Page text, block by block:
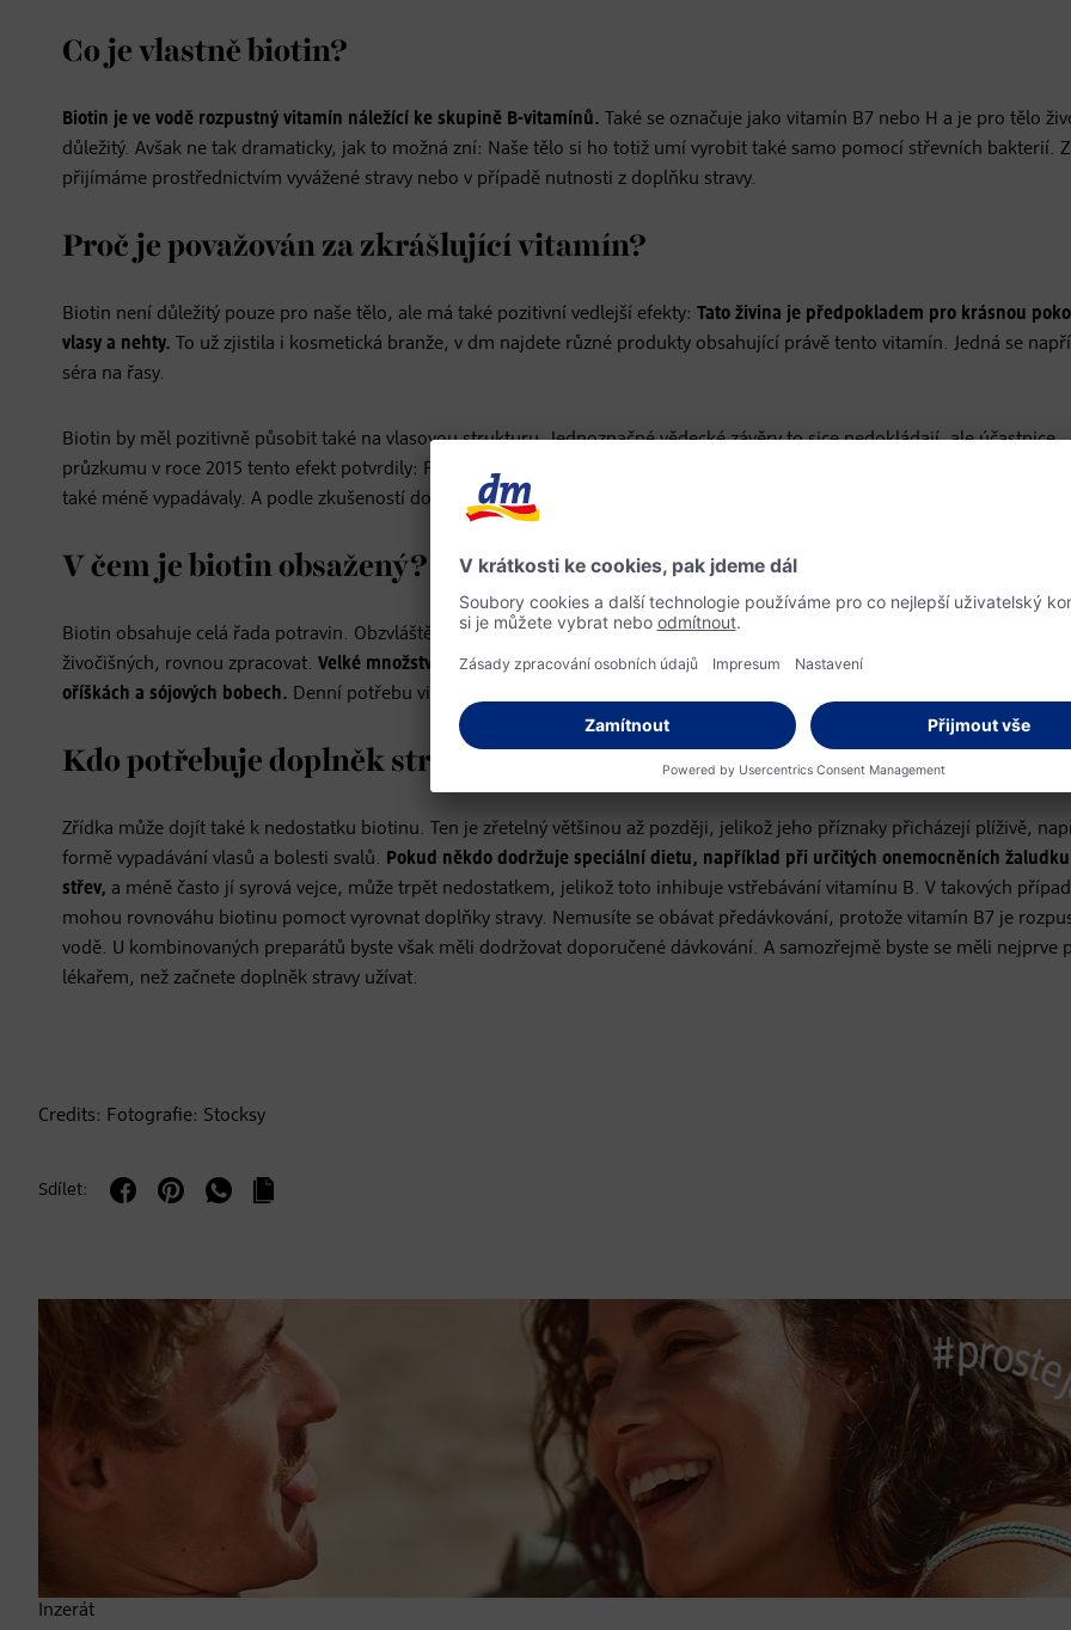
Co je vlastně biotin?
Biotin je ve vodě rozpustný vitamín náležící ke skupině B-vitamínů. Také se označuje jako vitamín B7 nebo H a je pro tělo
důležitý. Avšak ne tak dramaticky, jak to možná zní: Naše tělo si ho totiž umí vyrobit také samo pomocí střevních bakterií.
přijímáme prostřednictvím vyvážené stravy nebo v případě nutnosti z doplňku stravy.
Proč je považován za zkrášlující vitamín?
Biotin není důležitý pouze pro naše tělo, ale má také pozitivní vedlejší efekty: Tato živina je předpokladem pro krásnou
vlasy a nehty. To už zjistila i kosmetická branže, v dm najdete různé produkty obsahující právě tento vitamín. Jedná se
séra na řasy.
Biotin by měl pozitivně působit také na vlasovou strukturu. Jednoznačné vědecké závěry to sice nedokládají, ale účastnice
průzkumu v roce 2015 tento efekt potvrdily: Po dobu 90 dní užívaly biotinové kapsle, načež pozorovaly, že mají hustší vlasy,
také méně vypadávaly. A podle zkušeností došlo i ke zlepšení lámavých nehtů.
V čem je biotin obsažený?
Biotin obsahuje celá řada potravin. Obzvláště dobře ho dokáže naše tělo přijmout z rostlinných produktů, které umí, na
živočišných, rovnou zpracovat. Velké množství tohoto vitamínu najdeme v ovesných vločkách, žampionech, pšeničných
oříškách a sójových bobech. Denní potřebu vitamínu B zpravidla dokážeme dobře pokrýt pomocí stravy.
Kdo potřebuje doplněk stravy?
Zřídka může dojít také k nedostatku biotinu. Ten je zřetelný většinou až později, jelikož jeho příznaky přicházejí plíživě,
formě vypadávání vlasů a bolesti svalů. Pokud někdo dodržuje speciální dietu, například při určitých onemocněních
střev, a méně často jí syrová vejce, může trpět nedostatkem, jelikož toto inhibuje vstřebávání vitamínu B. V takových
mohou rovnováhu biotinu pomoct vyrovnat doplňky stravy. Nemusíte se obávat předávkování, protože vitamín B7 je
vodě. U kombinovaných preparátů byste však měli dodržovat doporučené dávkování. A samozřejmě byste se měli nejprve
lékařem, než začnete doplněk stravy užívat.
Credits: Fotografie: Stocksy
Sdílet:
Inzerát